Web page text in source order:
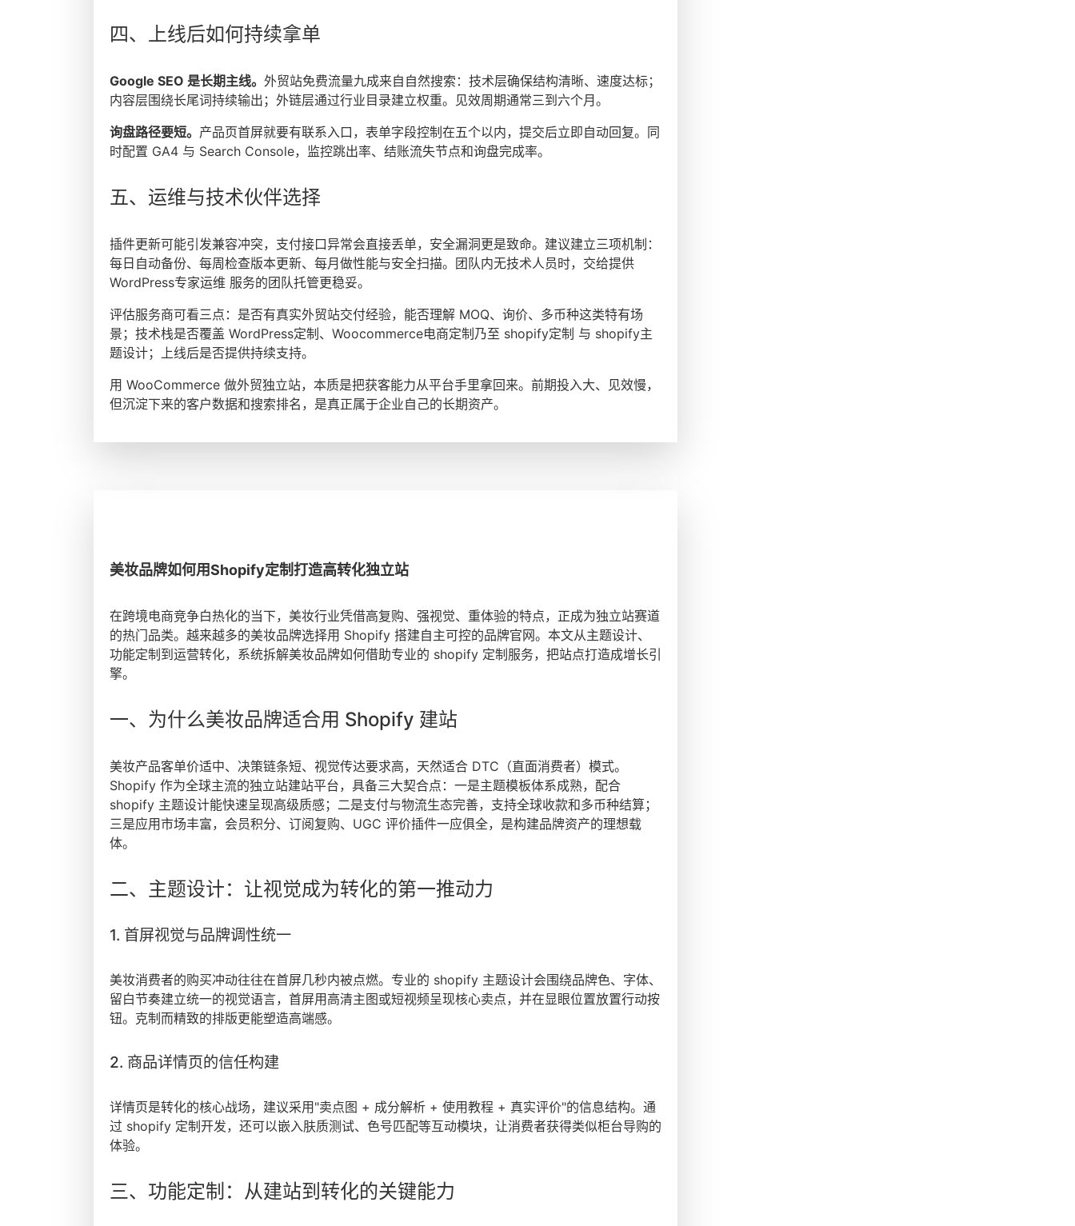
四、上线后如何持续拿单
Google SEO 是长期主线。 外贸站免费流量九成来自自然搜索：技术层确保结构清晰、速度达标；
内容层围绕长尾词持续输出；外链层通过行业目录建立权重。见效周期通常三到六个月。
询盘路径要短。 产品页首屏就要有联系入口，表单字段控制在五个以内，提交后立即自动回复。同
时配置 GA4 与 Search Console，监控跳出率、结账流失节点和询盘完成率。
五、运维与技术伙伴选择
插件更新可能引发兼容冲突，支付接口异常会直接丢单，安全漏洞更是致命。建议建立三项机制：
每日自动备份、每周检查版本更新、每月做性能与安全扫描。团队内无技术人员时，交给提供
WordPress专家运维 服务的团队托管更稳妥。
评估服务商可看三点：是否有真实外贸站交付经验，能否理解 MOQ、询价、多币种这类特有场
景；技术栈是否覆盖 WordPress定制、Woocommerce电商定制乃至 shopify定制 与 shopify主
题设计；上线后是否提供持续支持。
用 WooCommerce 做外贸独立站，本质是把获客能力从平台手里拿回来。前期投入大、见效慢，
但沉淀下来的客户数据和搜索排名，是真正属于企业自己的长期资产。
美妆品牌如何用Shopify定制打造高转化独立站
在跨境电商竞争白热化的当下，美妆行业凭借高复购、强视觉、重体验的特点，正成为独立站赛道
的热门品类。越来越多的美妆品牌选择用 Shopify 搭建自主可控的品牌官网。本文从主题设计、
功能定制到运营转化，系统拆解美妆品牌如何借助专业的 shopify 定制服务，把站点打造成增长引
擎。
一、为什么美妆品牌适合用 Shopify 建站
美妆产品客单价适中、决策链条短、视觉传达要求高，天然适合 DTC（直面消费者）模式。
Shopify 作为全球主流的独立站建站平台，具备三大契合点：一是主题模板体系成熟，配合
shopify 主题设计能快速呈现高级质感；二是支付与物流生态完善，支持全球收款和多币种结算；
三是应用市场丰富，会员积分、订阅复购、UGC 评价插件一应俱全，是构建品牌资产的理想载
体。
二、主题设计：让视觉成为转化的第一推动力
1. 首屏视觉与品牌调性统一
美妆消费者的购买冲动往往在首屏几秒内被点燃。专业的 shopify 主题设计会围绕品牌色、字体、
留白节奏建立统一的视觉语言，首屏用高清主图或短视频呈现核心卖点，并在显眼位置放置行动按
钮。克制而精致的排版更能塑造高端感。
2. 商品详情页的信任构建
详情页是转化的核心战场，建议采用"卖点图 + 成分解析 + 使用教程 + 真实评价"的信息结构。通
过 shopify 定制开发，还可以嵌入肤质测试、色号匹配等互动模块，让消费者获得类似柜台导购的
体验。
三、功能定制：从建站到转化的关键能力